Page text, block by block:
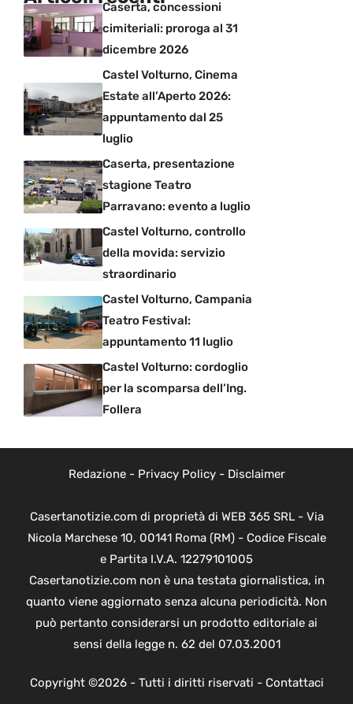
Caserta, concessioni
cimiteriali: proroga al 31
dicembre 2026
Castel Volturno, Cinema
Estate all’Aperto 2026:
appuntamento dal 25
luglio
Caserta, presentazione
stagione Teatro
Parravano: evento a luglio
Castel Volturno, controllo
della movida: servizio
straordinario
Castel Volturno, Campania
Teatro Festival:
appuntamento 11 luglio
Castel Volturno: cordoglio
per la scomparsa dell’Ing.
Follera
Redazione- Privacy Policy- Disclaimer
Casertanotizie.com di proprietà di WEB 365 SRL - Via
Nicola Marchese 10, 00141 Roma (RM) - Codice Fiscale
e Partita I.V.A. 12279101005
Casertanotizie.com non è una testata giornalistica, in
quanto viene aggiornato senza alcuna periodicità. Non
può pertanto considerarsi un prodotto editoriale ai
sensi della legge n. 62 del 07.03.2001
Copyright ©2026 - Tutti i diritti riservati - Contattaci